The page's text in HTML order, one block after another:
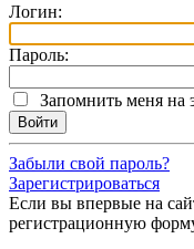
Логин:
Пароль:
Запомнить меня на
Забыли свой пароль?
Зарегистрироваться
Если вы впервые на
регистрационную